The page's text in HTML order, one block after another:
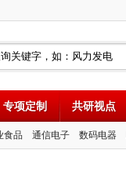
专项定制 共研视点
食品 通信电子 数码电器